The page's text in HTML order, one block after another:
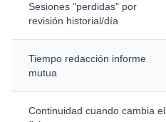
Sesiones "perdidas" por
revisión historial/día
Tiempo redacción informe
mutua
Continuidad cuando cambia el